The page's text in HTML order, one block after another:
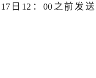
17日 12 ： 00之前发送